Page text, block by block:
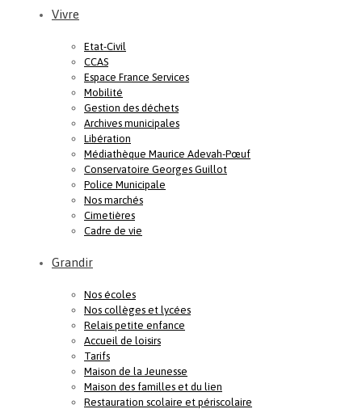
Vivre
Etat-Civil
CCAS
Espace France Services
Mobilité
Gestion des déchets
Archives municipales
Libération
Médiathèque Maurice Adevah-Pœuf
Conservatoire Georges Guillot
Police Municipale
Nos marchés
Cimetières
Cadre de vie
Grandir
Nos écoles
Nos collèges et lycées
Relais petite enfance
Accueil de loisirs
Tarifs
Maison de la Jeunesse
Maison des familles et du lien
Restauration scolaire et périscolaire